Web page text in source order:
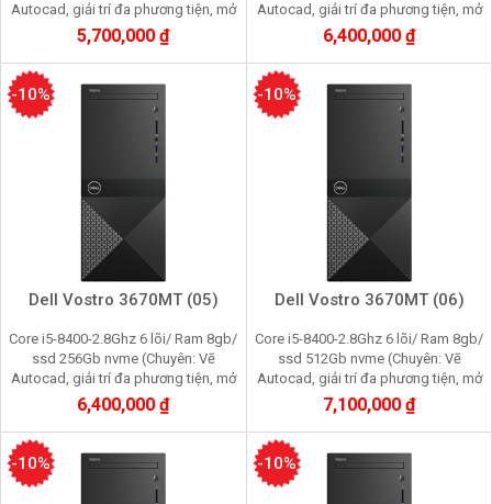
Autocad, giải trí đa phương tiện, mở
nhiều trình duyệt web, quản lý dữ liệu
kế toán)
5,700,000 ₫
Autocad, giải trí đa phương tiện, mở
nhiều trình duyệt web, quản lý dữ liệu
kế toán)
6,400,000 ₫
Dell Vostro 3670MT (05)
Core i5-8400-2.8Ghz 6 lõi/ Ram 8gb/
ssd 256Gb nvme (Chuyên: Vẽ
Autocad, giải trí đa phương tiện, mở
nhiều trình duyệt web, quản lý dữ liệu
kế toán)
6,400,000 ₫
-10%
Dell Vostro 3670MT (06)
Core i5-8400-2.8Ghz 6 lõi/ Ram 8gb/
ssd 512Gb nvme (Chuyên: Vẽ
Autocad, giải trí đa phương tiện, mở
nhiều trình duyệt web, quản lý dữ liệu
kế toán)
7,100,000 ₫
-10%
-10% -10%